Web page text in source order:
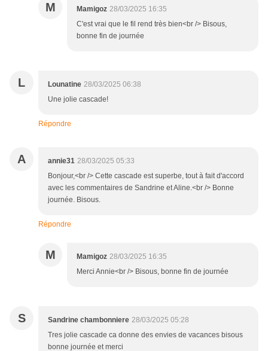
M Mamigoz 28/03/2025 16:35
C'est vrai que le fil rend très bien<br /> Bisous,
bonne fin de journée
L Lounatine 28/03/2025 06:38
Une jolie cascade!
Répondre
A annie31 28/03/2025 05:33
Bonjour,<br /> Cette cascade est superbe, tout à fait d'accord
avec les commentaires de Sandrine et Aline.<br /> Bonne
journée. Bisous.
Répondre
M Mamigoz 28/03/2025 16:35
Merci Annie<br /> Bisous, bonne fin de journée
S Sandrine chambonniere 28/03/2025 05:28
Tres jolie cascade ca donne des envies de vacances bisous
bonne journée et merci